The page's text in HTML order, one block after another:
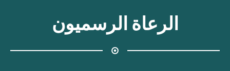
الرعاة الرسميون